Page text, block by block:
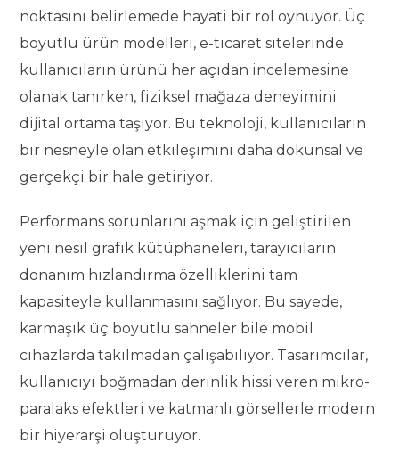
noktasını belirlemede hayati bir rol oynuyor. Üç
boyutlu ürün modelleri, e-ticaret sitelerinde
kullanıcıların ürünü her açıdan incelemesine
olanak tanırken, fiziksel mağaza deneyimini
dijital ortama taşıyor. Bu teknoloji, kullanıcıların
bir nesneyle olan etkileşimini daha dokunsal ve
gerçekçi bir hale getiriyor.
Performans sorunlarını aşmak için geliştirilen
yeni nesil grafik kütüphaneleri, tarayıcıların
donanım hızlandırma özelliklerini tam
kapasiteyle kullanmasını sağlıyor. Bu sayede,
karmaşık üç boyutlu sahneler bile mobil
cihazlarda takılmadan çalışabiliyor. Tasarımcılar,
kullanıcıyı boğmadan derinlik hissi veren mikro-
paralaks efektleri ve katmanlı görsellerle modern
bir hiyerarşi oluşturuyor.